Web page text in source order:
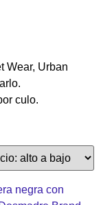
Wear, Urban
culo.